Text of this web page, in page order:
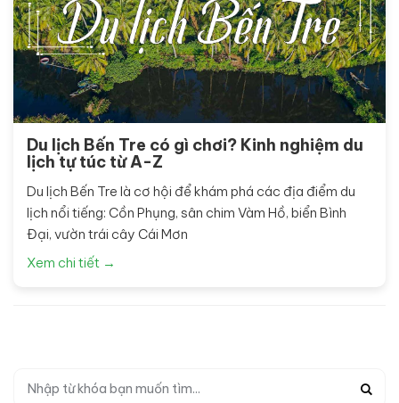
Du lịch Bến Tre có gì chơi? Kinh nghiệm du
lịch tự túc từ A-Z
Du lịch Bến Tre là cơ hội để khám phá các địa điểm du
lịch nổi tiếng: Cồn Phụng, sân chim Vàm Hồ, biển Bình
Đại, vườn trái cây Cái Mơn
Xem chi tiết →